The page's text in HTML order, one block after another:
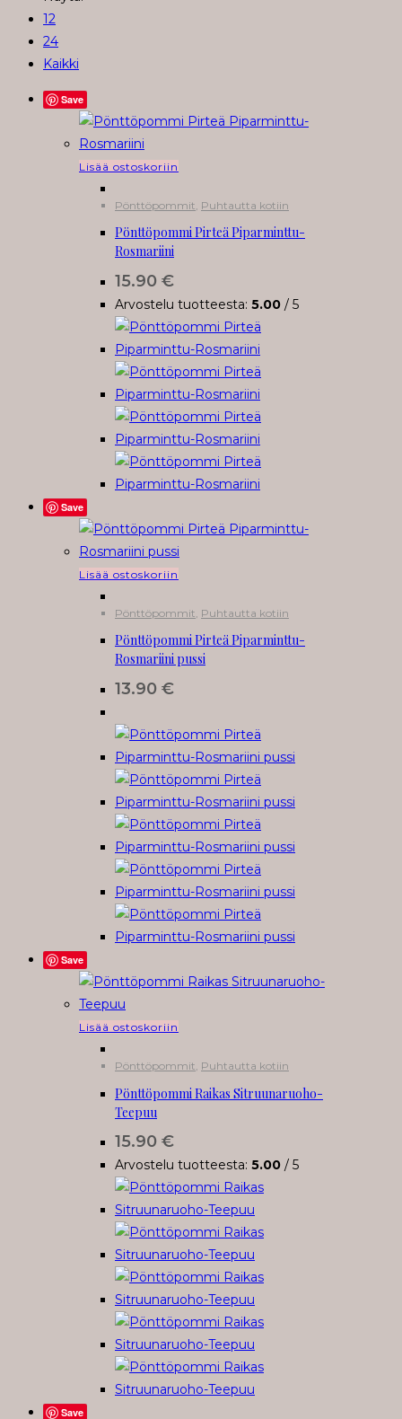
12
24
Kaikki
Save
Lisää ostoskoriin
Pönttöpommit Puhtautta kotiin
Pönttöpommi Pirteä Piparminttu-
Rosmariini
15.90 €
Arvostelu tuotteesta: 5.00 / 5
Save
Lisää ostoskoriin
Pönttöpommit Puhtautta kotiin
Pönttöpommi Pirteä Piparminttu-
Rosmariini pussi
13.90 €
Save
Lisää ostoskoriin
Pönttöpommit, Puhtautta kotiin
Pönttöpommi Raikas Sitruunaruoho-
Teepuu
15.90 €
Arvostelu tuotteesta: 5.00 / 5
Save